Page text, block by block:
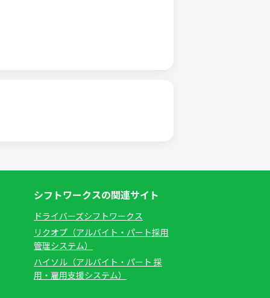
シフトワークスの関連サイト
ドライバーズシフトワークス
リクオプ（アルバイト・パート採用
管理システム）
ハイソル（アルバイト・パート 採
用・雇用支援システム）